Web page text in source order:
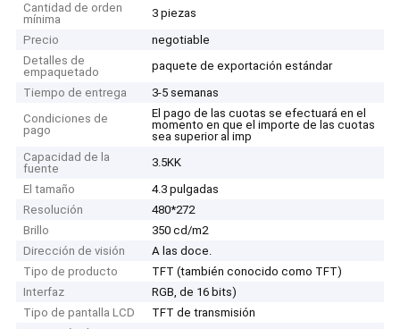
Cantidad de orden
mínima
3 piezas
Precio
negotiable
Detalles de
empaquetado
paquete de exportación estándar
Tiempo de entrega
3-5 semanas
Condiciones de
pago
El pago de las cuotas se efectuará en el
momento en que el importe de las cuotas
sea superior al imp
Capacidad de la
fuente
3.5KK
El tamaño
4.3 pulgadas
Resolución
480*272
Brillo
350 cd/m2
Dirección de visión
A las doce.
Tipo de producto
TFT (también conocido como TFT)
Interfaz
RGB, de 16 bits)
Tipo de pantalla LCD
TFT de transmisión